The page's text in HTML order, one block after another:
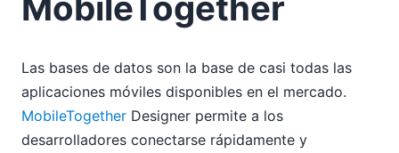
09
11
12
2017
Las bases de datos son la base de casi todas las
aplicaciones móviles disponibles en el mercado.
MobileTogether Designer permite a los
desarrolladores conectarse rápidamente y